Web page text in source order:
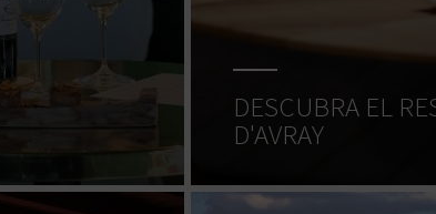
DESCUBRA EL
D'AVRAY